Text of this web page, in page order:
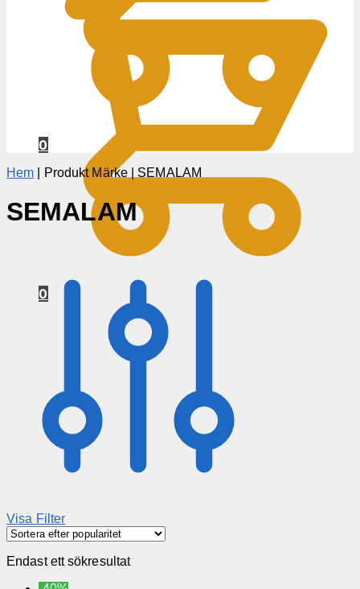
0
0
Hem Produkt Märke| SEMALAM
SEMALAM
Visa Filter
Endast ett sökresultat